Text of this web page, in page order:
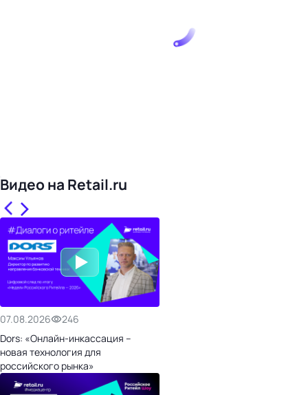
Видео на Retail.ru
07.08.2026
246
Dors: «Онлайн-инкассация –
новая технология для
российского рынка»